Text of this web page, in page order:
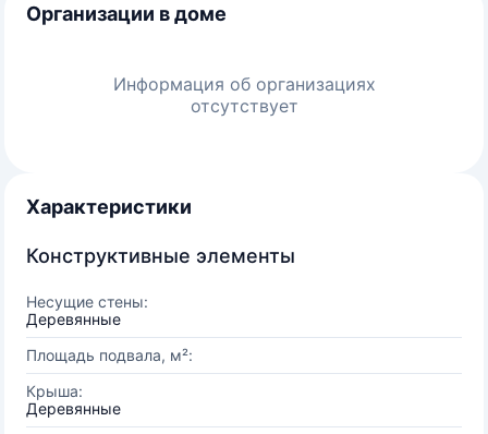
Организации в доме
Информация об организациях
отсутствует
Характеристики
Конструктивные элементы
Несущие стены:
Деревянные
Площадь подвала, м²:
Крыша:
Деревянные